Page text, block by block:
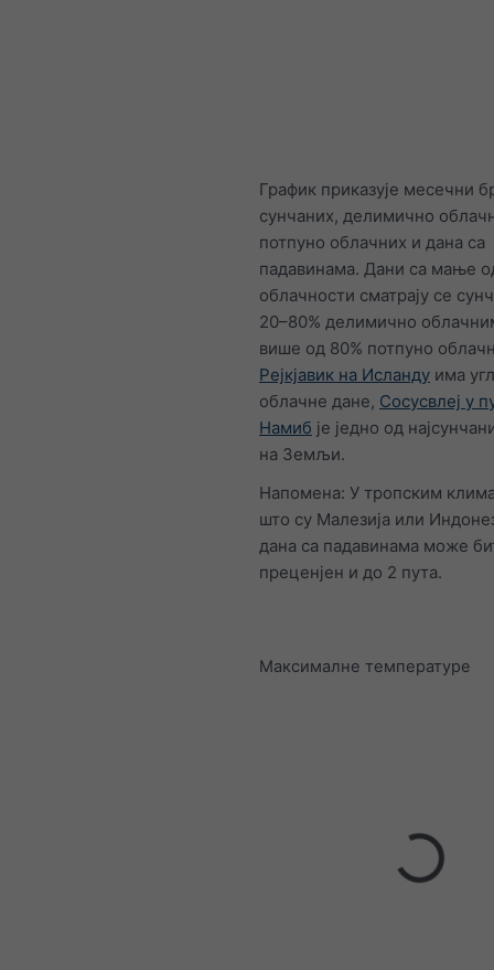
График приказује месечни
сунчаних, делимично
потпуно облачних и дана са
падавинама. Дани са мање
облачности сматрају се
20–80% делимично
више од 80% потпуно
Рејкјавик на Исланду има
облачне дане, Сосусвлеј у
Намиб је једно од
на Земљи.
Напомена: У тропским
што су Малезија или
дана са падавинама може
преценјен и до 2 пута.
Максималне температуре